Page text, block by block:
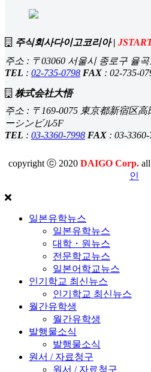
주식회사다이고코리아 |
주소 : 〒03060 서울시 종로구 율
TEL : 02-735-0798 FAX : 02-735-
株式会社大悟
주소 : 〒169-0075 東京都新宿区
ーシンビル5F
TEL : 03-3360-7998 FAX : 03-
copyright ⓒ 2020 DAIGO Corp.all
인
일본유학뉴스
일본유학뉴스
대학・원뉴스
전문학교뉴스
일본어학교뉴스
인기학교 최신뉴스
인기학교 최신뉴스
월간유학생
월간유학생
발행물소식
발행물소식
원서 / 자료청구
원서 / 자료청구